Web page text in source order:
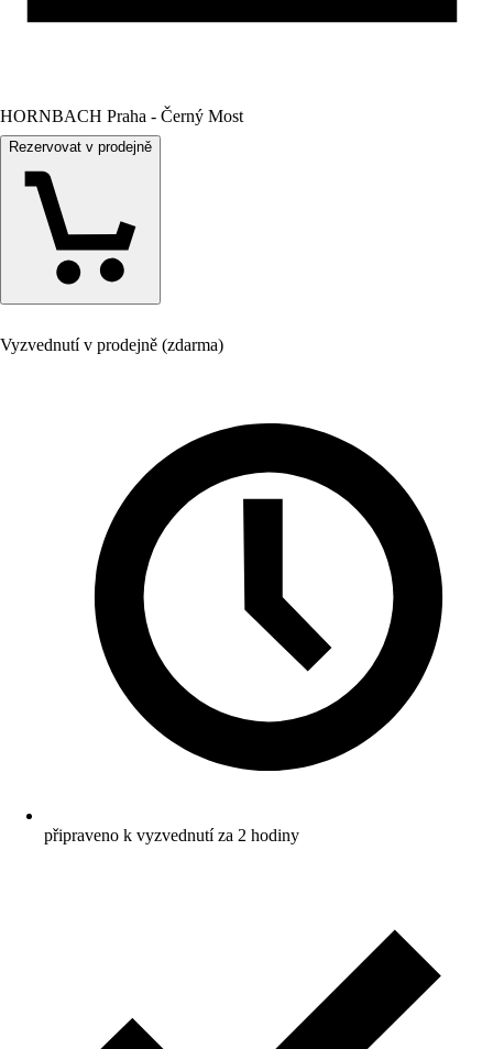
HORNBACH Praha - Černý Most
Rezervovat v prodejně
Vyzvednutí v prodejně (zdarma)
připraveno k vyzvednutí za 2 hodiny